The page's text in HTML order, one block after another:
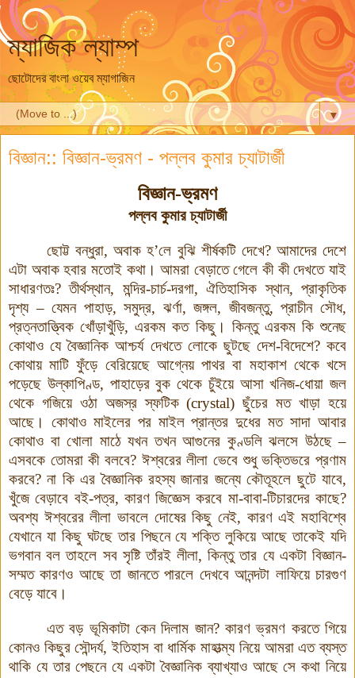
ম্যাজিক ল্যাম্প
ছোটোদের বাংলা ওয়েব ম্যাগাজিন
▼
বিজ্ঞান:: বিজ্ঞান-ভ্রমণ - পল্লব কুমার চ্যাটার্জী
বিজ্ঞান-ভ্রমণ
পল্লব কুমার চ্যাটার্জী
ছোট্ট বন্ধুরা, অবাক হ’লে বুঝি শীর্ষকটি দেখে? আমাদের দেশে
এটা অবাক হবার মতোই কথা। আমরা বেড়াতে গেলে কী কী দেখতে যাই
সাধারণতঃ? তীর্থস্থান, মন্দির-চার্চ-দরগা, ঐতিহাসিক স্থান, প্রাকৃতিক
দৃশ্য – যেমন পাহাড়, সমুদ্র, ঝর্ণা, জঙ্গল, জীবজন্তু, প্রাচীন সৌধ,
প্রত্নতাত্ত্বিক খোঁড়াখুঁড়ি, এরকম কত কিছু। কিন্তু এরকম কি শুনেছ
কোথাও যে বৈজ্ঞানিক আশ্চর্য দেখতে লোকে ছুটছে দেশ-বিদেশে? কবে
কোথায় মাটি ফুঁড়ে বেরিয়েছে আগ্নেয় পাথর বা মহাকাশ থেকে খসে
পড়েছে উল্কাপিণ্ড, পাহাড়ের বুক থেকে চুঁইয়ে আসা খনিজ-ধোয়া জল
থেকে গজিয়ে ওঠা অজস্র স্ফটিক(crystal)ছুঁচের মত খাড়া হয়ে
আছে। কোথাও মাইলের পর মাইল প্রান্তর দুধের মত সাদা আবার
কোথাও বা খোলা মাঠে যখন তখন আগুনের কুণ্ডলি ঝলসে উঠছে –
এসবকে তোমরা কী বলবে? ঈশ্বরের লীলা ভেবে শুধু ভক্তিভরে প্রণাম
করবে? না কি এর বৈজ্ঞানিক রহস্য জানার জন্যে কৌতূহলে ছুটে যাবে,
খুঁজে বেড়াবে বই-পত্র, কারণ জিজ্ঞেস করবে মা-বাবা-টিচারদের কাছে?
অবশ্য ঈশ্বরের লীলা ভাবলে দোষের কিছু নেই, কারণ এই মহাবিশ্বে
যেখানে যা কিছু ঘটছে তার পিছনে যে শক্তি লুকিয়ে আছে তাকেই যদি
ভগবান বল তাহলে সব সৃষ্টি তাঁরই লীলা, কিন্তু তার যে একটা বিজ্ঞান-
সম্মত কারণও আছে তা জানতে পারলে দেখবে আনন্দটা লাফিয়ে চারগুণ
বেড়ে যাবে।
এত বড় ভূমিকাটা কেন দিলাম জান? কারণ ভ্রমণ করতে গিয়ে
কোনও কিছুর সৌন্দর্য, ইতিহাস বা ধার্মিক মাহাত্ম্য নিয়ে আমরা এত ব্যস্ত
থাকি যে তার পেছনে যে একটা বৈজ্ঞানিক ব্যাখ্যাও আছে সে কথা নিয়ে